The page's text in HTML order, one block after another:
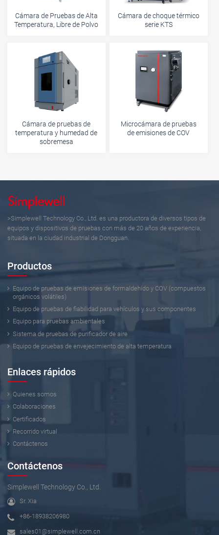
Cámara de Pruebas de Alta
Temperatura, Libre de Polvo
Cámara de choque térmico
serie KTS
Cámara de pruebas de
temperatura y humedad de
sobremesa
Microcámara de pruebas
de emisiones de COV
>Simplewell Technology Co., Ltd. es una productora de diversos tipos de
equipos y dispositivos de pruebas con más de 20 años de experiencia,
situada en la ciudad industrial de Dongguan.
Productos
Equipo de pruebas de emisiones de formaldehído y COV (compuestos
orgánicos volátiles)
Equipo de pruebas de fiabilidad para vehículos y sus componentes
Equipo para pruebas ambientales
Sistema de pruebas de purificador de aire
Equipo de pruebas de envejecimiento de alta temperatura
Enlaces rápidos
Quienes somos
Colaboraciones
Certificados
Recorrido virtual
Contáctenos
Contáctenos
Simplewell Technology Co., Ltd.
Sr. Xia
+86-18938206980
sales01@simplewell.com.cn